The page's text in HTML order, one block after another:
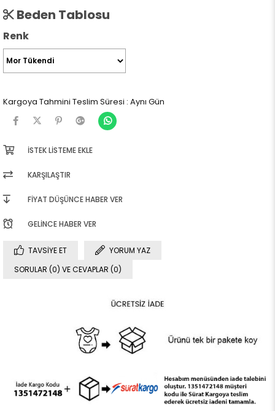
Beden Tablosu
Renk
Kargoya Tahmini Teslim Süresi : Aynı Gün
İSTEK LISTEME EKLE
KARŞILAŞTIR
FIYAT DÜŞÜNCE HABER VER
GELINCE HABER VER
TAVSIYE ET
YORUM YAZ
SORULAR (0) VE CEVAPLAR (0)